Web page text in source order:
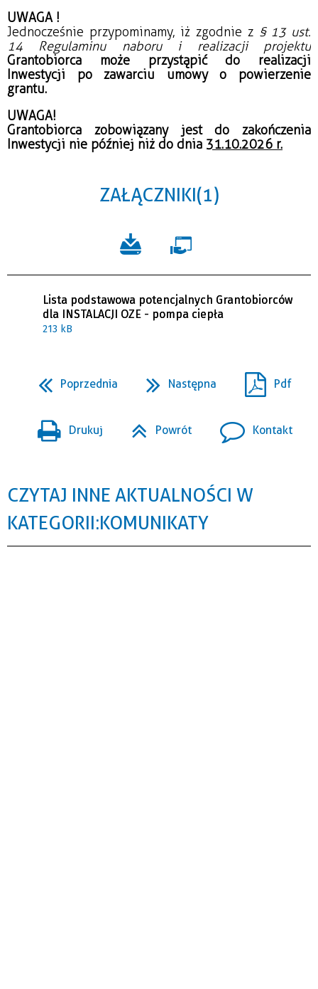
UWAGA !
Jednocześnie przypominamy, iż zgodnie z § 13 ust.
14 Regulaminu naboru i realizacji projektu
Grantobiorca może przystąpić do realizacji
Inwestycji po zawarciu umowy o powierzenie
grantu.
UWAGA!
Grantobiorca zobowiązany jest do zakończenia
Inwestycji nie później niż do dnia 31.10.2026 r.
ZAŁĄCZNIKI (1)
Lista podstawowa potencjalnych Grantobiorców
dla INSTALACJI OZE - pompa ciepła
213 kB
Poprzednia Następna Pdf
Drukuj Powrót Kontakt
CZYTAJ INNE AKTUALNOŚCI W
KATEGORII: KOMUNIKATY